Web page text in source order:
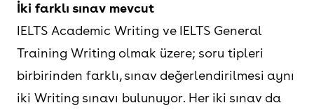
İki farklı sınav mevcut
IELTS Academic Writing ve IELTS General
Training Writing olmak üzere; soru tipleri
birbirinden farklı, sınav değerlendirilmesi aynı
iki Writing sınavı bulunuyor. Her iki sınav da